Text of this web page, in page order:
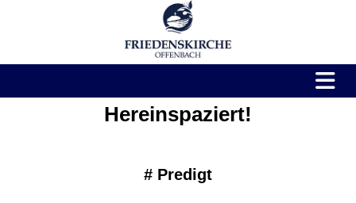
Hereinspaziert!
# Predigt